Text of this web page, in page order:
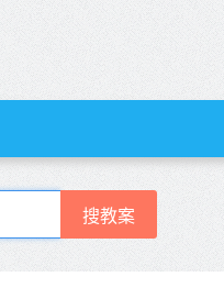
搜教案